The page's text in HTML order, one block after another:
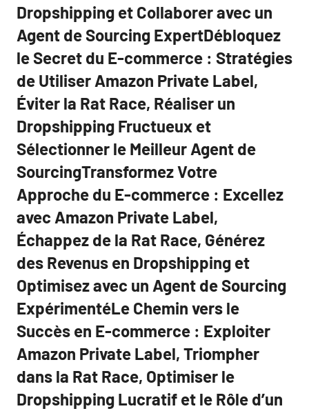
Dropshipping et Collaborer avec un
Agent de Sourcing ExpertDébloquez
le Secret du E-commerce : Stratégies
de Utiliser Amazon Private Label,
Éviter la Rat Race, Réaliser un
Dropshipping Fructueux et
Sélectionner le Meilleur Agent de
SourcingTransformez Votre
Approche du E-commerce : Excellez
avec Amazon Private Label,
Échappez de la Rat Race, Générez
des Revenus en Dropshipping et
Optimisez avec un Agent de Sourcing
ExpérimentéLe Chemin vers le
Succès en E-commerce : Exploiter
Amazon Private Label, Triompher
dans la Rat Race, Optimiser le
Dropshipping Lucratif et le Rôle d’un